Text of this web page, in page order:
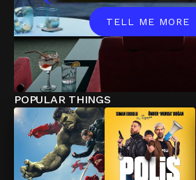
TELL ME MORE
POPULAR THINGS